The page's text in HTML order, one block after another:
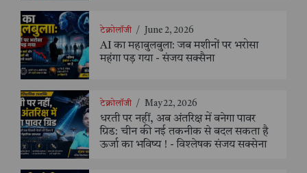
टेक्नोलॉजी / June 2, 2026
AI का महाबुलबुला: जब मशीनों पर भरोसा
महंगा पड़ गया - संजय सक्सैना
टेक्नोलॉजी / May 22, 2026
धरती पर नहीं, अब अंतरिक्ष में बनेगा पावर
ग्रिड: चीन की नई तकनीक से बदल सकता है
ऊर्जा का भविष्य ! - विश्लेषक संजय सक्सेना